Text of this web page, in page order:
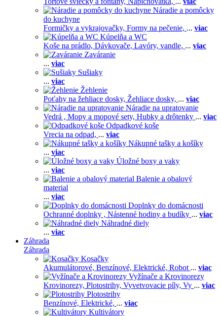
Náradie a pomôcky
do kuchyne
Formičky a vykrajovačky, Formy na pečenie, ... viac
Kúpelňa a WC
Koše na prádlo, Dávkovače, Lavóry, vandle, ... viac
Zaváranie
... viac
Sušiaky
... viac
Žehlenie
Poťahy na žehliace dosky, Žehliace dosky, ... viac
Náradie na upratovanie
Vedrá , Mopy a mopové sety, Hubky a drôtenky ... viac
Odpadkové koše
Vrecia na odpad, ... viac
Nákupné tašky a košíky
... viac
Úložné boxy a vaky
... viac
Balenie a obalový
material
... viac
Doplnky do domácnosti
Ochranné doplnky , Nástenné hodiny a budíky ... viac
Náhradné diely
... viac
Záhrada
Záhrada
Kosačky
Akumulátorové, Benzínové, Elektrické, Robot ... viac
Vyžínače a Krovinorezy
Krovinorezy, Plotostrihy, Vyvetvovacie píly, Vy ... viac
Plotostrihy
Benzínové, Elektrické, ... viac
Kultivátory